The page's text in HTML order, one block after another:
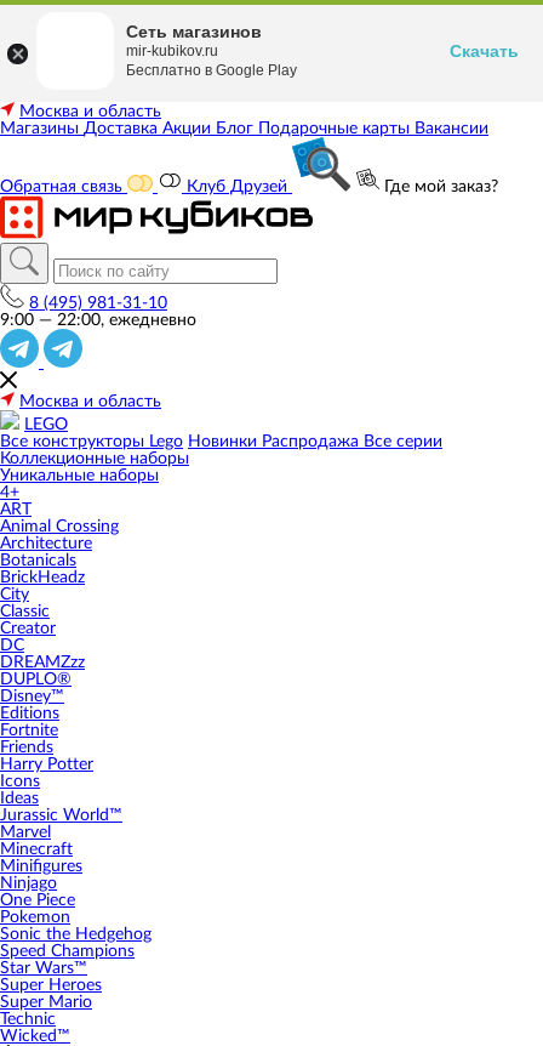
Москва и область
Магазины Доставка Акции Блог Подарочные карты Вакансии
Обратная связь Клуб Друзей Где мой заказ?
8 (495) 981-31-10
9:00 — 22:00, ежедневно
Москва и область
LEGO
Все конструкторы Lego Новинки Распродажа Все серии
Коллекционные наборы
Уникальные наборы
4+
ART
Animal Crossing
Architecture
Botanicals
BrickHeadz
City
Classic
Creator
DC
DREAMZzz
DUPLO®
Disney™
Editions
Fortnite
Friends
Harry Potter
Icons
Ideas
Jurassic World™
Marvel
Minecraft
Minifigures
Ninjago
One Piece
Pokemon
Sonic the Hedgehog
Speed Champions
Star Wars™
Super Heroes
Super Mario
Technic
Wicked™
Сеть магазинов
mir-kubikov.ru
Бесплатно в Google Play
Скачать